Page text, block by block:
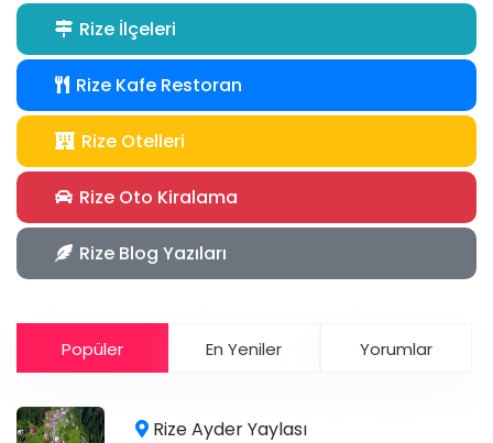
Rize İlçeleri
Rize Kafe Restoran
Rize Otelleri
Rize Oto Kiralama
Rize Blog Yazıları
Popüler En Yeniler Yorumlar
Rize Ayder Yaylası